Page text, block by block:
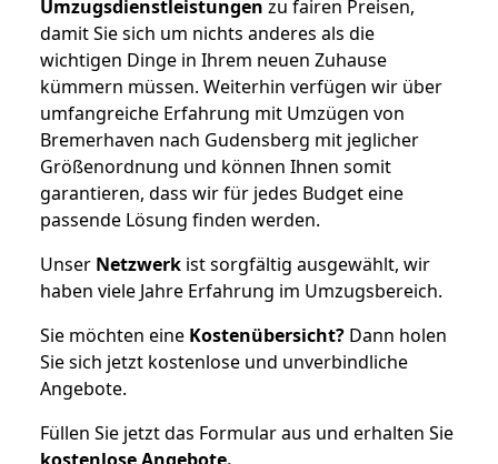
Umzugsdienstleistungen zu fairen Preisen,
damit Sie sich um nichts anderes als die
wichtigen Dinge in Ihrem neuen Zuhause
kümmern müssen. Weiterhin verfügen wir über
umfangreiche Erfahrung mit Umzügen von
Bremerhaven nach Gudensberg mit jeglicher
Größenordnung und können Ihnen somit
garantieren, dass wir für jedes Budget eine
passende Lösung finden werden.
Unser Netzwerk ist sorgfältig ausgewählt, wir
haben viele Jahre Erfahrung im Umzugsbereich.
Sie möchten eine Kostenübersicht? Dann holen
Sie sich jetzt kostenlose und unverbindliche
Angebote.
Füllen Sie jetzt das Formular aus und erhalten Sie